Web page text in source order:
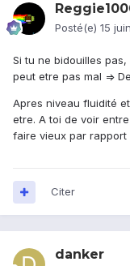
Posté(e) 15
Si tu ne bidouilles
peut etre pas mal =>
Apres niveau fluidité
etre. A toi de voir
faire vieux par rapport
Citer
danker